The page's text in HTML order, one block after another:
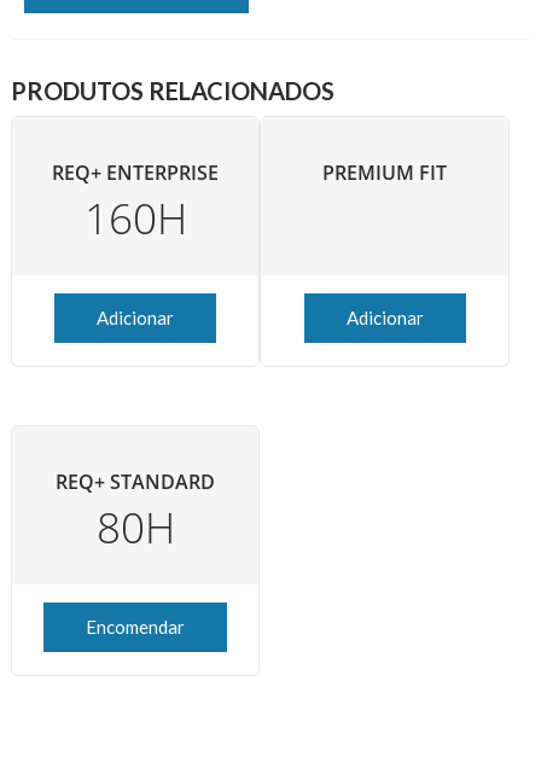
PRODUTOS RELACIONADOS
REQ+ ENTERPRISE
160H
Adicionar
PREMIUM FIT
Adicionar
REQ+ STANDARD
80H
Encomendar